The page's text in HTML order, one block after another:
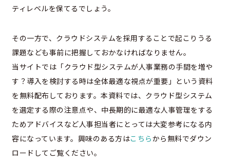
ティレベルを保てるでしょう。
その一方で、クラウドシステムを採用することで起こりうる
課題なども事前に把握しておかなければなりません。
当サイトでは「クラウド型システムが人事業務の手間を増や
す？導入を検討する時は全体最適な視点が重要」という資料
を無料配布しております。本資料では、クラウド型システム
を選定する際の注意点や、中長期的に最適な人事管理をする
ためアドバイスなど人事担当者にとっては大変参考になる内
容になっています。興味のある方はこちらから無料でダウン
ロードしてご覧ください。